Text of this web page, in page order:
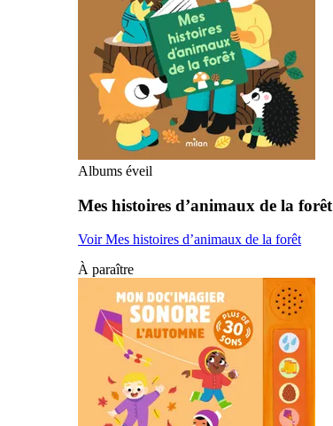
Albums éveil
Mes histoires d’animaux de la forêt
Voir Mes histoires d’animaux de la forêt
À paraître